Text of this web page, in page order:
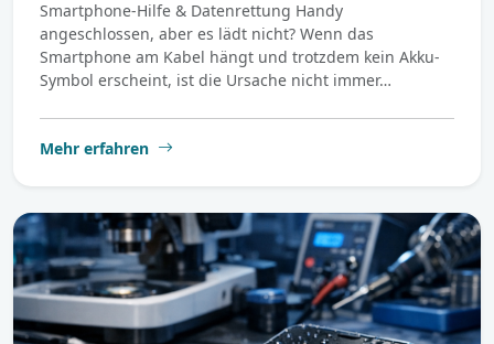
Smartphone-Hilfe & Datenrettung Handy
angeschlossen, aber es lädt nicht? Wenn das
Smartphone am Kabel hängt und trotzdem kein Akku-
Symbol erscheint, ist die Ursache nicht immer…
Mehr erfahren